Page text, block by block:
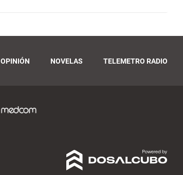
OPINIÓN NOVELAS TELEMETRO RADIO